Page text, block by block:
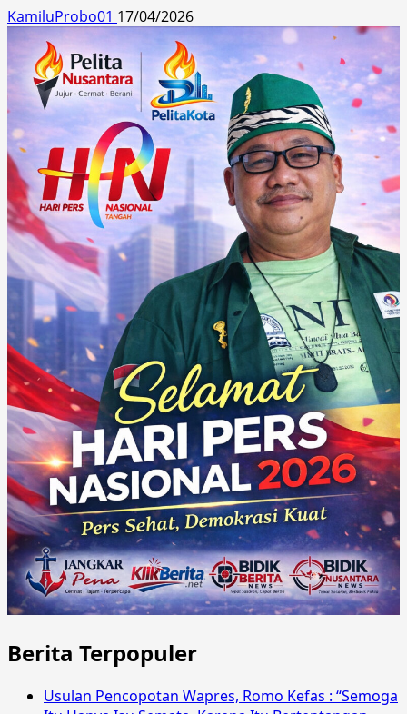
KamiluProbo01 17/04/2026
Berita Terpopuler
Usulan Pencopotan Wapres, Romo Kefas : “Semoga